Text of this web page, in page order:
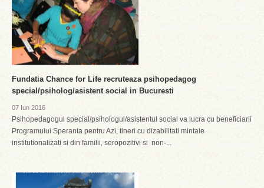
Fundatia Chance for Life recruteaza psihopedagog
special/psiholog/asistent social in Bucuresti
07 Iun 2016
Psihopedagogul special/psihologul/asistentul social va lucra cu beneficiarii
Programului Speranta pentru Azi, tineri cu dizabilitati mintale
institutionalizati si din familii, seropozitivi si non-...